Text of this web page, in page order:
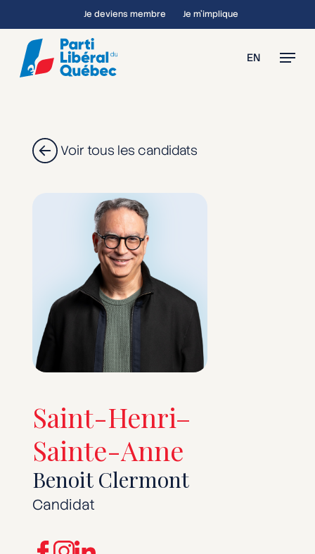
to
main
content
Je deviens membre Je m’implique
EN Menu
Voir tous les candidats
Saint-Henri–
Sainte-Anne
Benoit Clermont
Candidat